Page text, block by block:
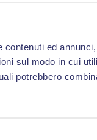
ed
sul modo in cui
potrebbero